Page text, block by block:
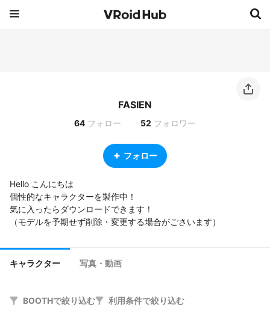
FASIEN
64 フォロー 52 フォロワー
フォロー
Hello こんにちは
個性的なキャラクターを製作中！
気に入ったらダウンロードできます！
（モデルを予期せず削除・変更する場合がごさいます）
キャラクター 写真・動画
BOOTHで絞り込む 利用条件で絞り込む